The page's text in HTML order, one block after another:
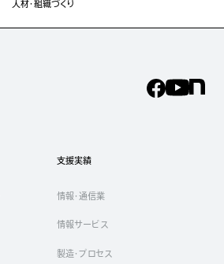
人材・組織づくり
支援実績
情報・通信業
情報サービス
製造・プロセス